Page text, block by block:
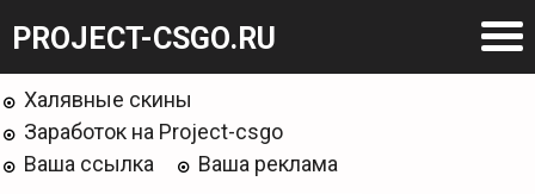
PROJECT-CSGO.RU
Халявные скины
Заработок на Project-csgo
Ваша ссылка
Ваша реклама